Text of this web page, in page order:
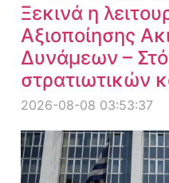
Ξεκινά η
Αξιοποίησης
Δυνάμεων –
στρατιωτικών
2026-08-08 03:53:37